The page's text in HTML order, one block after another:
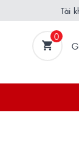
Tài
0